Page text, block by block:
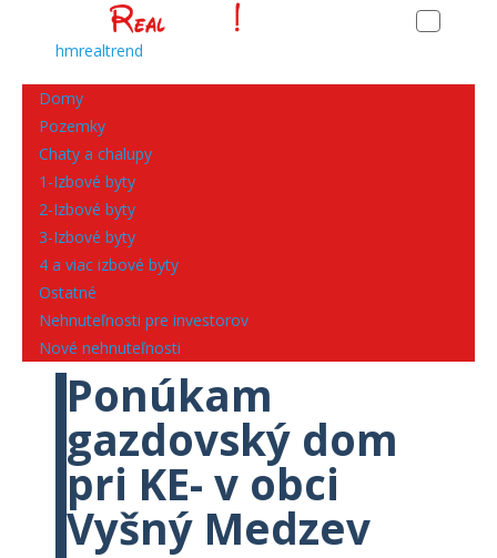
hmrealtrend
Domy
Pozemky
Chaty a chalupy
1-Izbové byty
2-Izbové byty
3-Izbové byty
4 a viac izbové byty
Ostatné
Nehnuteľnosti pre investorov
Nové nehnuteľnosti
Ponúkam
gazdovský dom
pri KE- v obci
Vyšný Medzev